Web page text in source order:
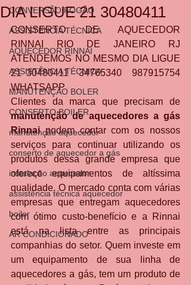
CONVERSÃO FOGÃO
ASSISTÊNCIA TÉCNICA
AQUECEDOR RINNAI
ASSISTÊNCIA TÉCNICA
MANUTENÇÃO BOLER
CONSERTO BOILER
manutenção aquecedor
conserto de aquecedor a gás
instalação aquecedor
assistência técnica aquecedor
boiler
AR CONDICIONADO
DIA LIGUE 21 30480411
CONSERTO DE AQUECEDOR
RINNAI RIO DE JANEIRO RJ
ATENDEMOS NO MESMO DIA LIGUE
21 30480411  34765340  987915754
WHATSAPP
manutenção de aquecedores a gás
Rinnai podem contar com os nossos
serviços para continuar utilizando os
produtos dessa grande empresa que
oferece equipamentos de altíssima
qualidade. O mercado conta com várias
empresas que entregam aquecedores
com ótimo custo-benefício e a Rinnai
está na lista entre as principais
companhias do setor. Quem investe em
um equipamento de sua linha de
aquecedores a gás, tem um produto de